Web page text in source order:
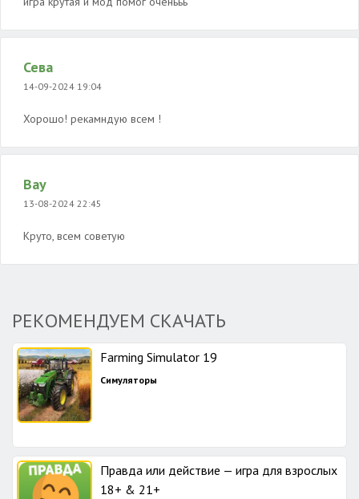
Сева
14-09-2024 19:04
Хорошо! рекамндую всем !
Вау
13-08-2024 22:45
Круто, всем советую
РЕКОМЕНДУЕМ СКАЧАТЬ
Farming Simulator 19
Симуляторы
Правда или действие — игра для взрослых
18+ & 21+